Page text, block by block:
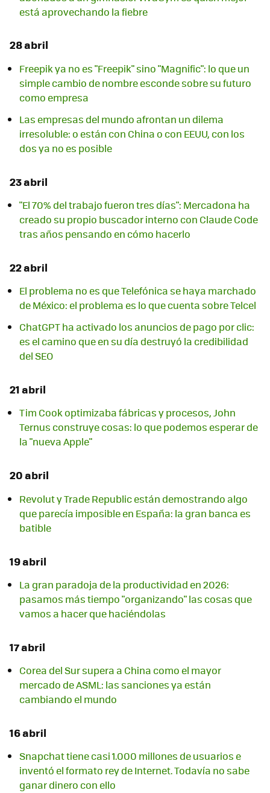
está aprovechando la fiebre
28 abril
Freepik ya no es "Freepik" sino "Magnific": lo que un
simple cambio de nombre esconde sobre su futuro
como empresa
Las empresas del mundo afrontan un dilema
irresoluble: o están con China o con EEUU, con los
dos ya no es posible
23 abril
"El 70% del trabajo fueron tres días": Mercadona ha
creado su propio buscador interno con Claude Code
tras años pensando en cómo hacerlo
22 abril
El problema no es que Telefónica se haya marchado
de México: el problema es lo que cuenta sobre Telcel
ChatGPT ha activado los anuncios de pago por clic:
es el camino que en su día destruyó la credibilidad
del SEO
21 abril
Tim Cook optimizaba fábricas y procesos, John
Ternus construye cosas: lo que podemos esperar de
la "nueva Apple"
20 abril
Revolut y Trade Republic están demostrando algo
que parecía imposible en España: la gran banca es
batible
19 abril
La gran paradoja de la productividad en 2026:
pasamos más tiempo "organizando" las cosas que
vamos a hacer que haciéndolas
17 abril
Corea del Sur supera a China como el mayor
mercado de ASML: las sanciones ya están
cambiando el mundo
16 abril
Snapchat tiene casi 1.000 millones de usuarios e
inventó el formato rey de Internet. Todavía no sabe
ganar dinero con ello